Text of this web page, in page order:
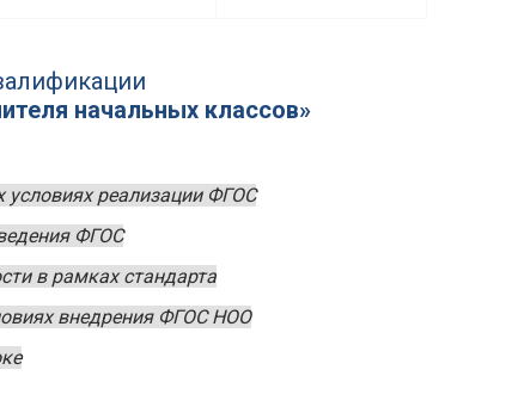
начальных классов»
условиях реализации ФГОС
ФГОС
в рамках стандарта
внедрения ФГОС НОО